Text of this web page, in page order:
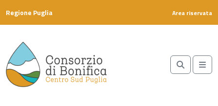
Regione Puglia Area riservata
Search